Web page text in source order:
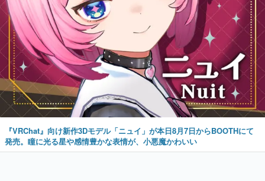
『VRChat』向け新作3Dモデル「ニュイ」が本日8月7日からBOOTHにて
発売。瞳に光る星や感情豊かな表情が、小悪魔かわいい